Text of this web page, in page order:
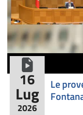
16
Lug
2026
Le